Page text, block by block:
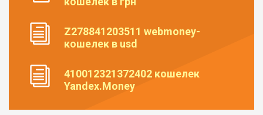
Z278841203511 webmoney-
кошелек в usd
410012321372402 кошелек
Yandex.Money